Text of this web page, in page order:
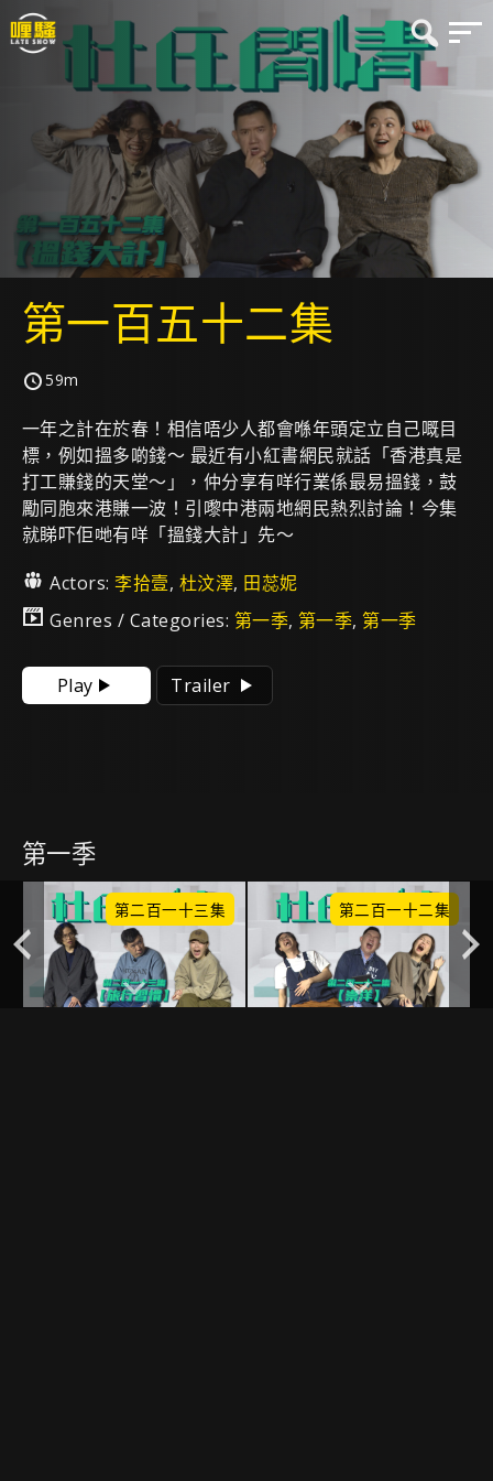
第一百五十二集
59m
一年之計在於春！相信唔少人都會喺年頭定立自己嘅目
標，例如搵多啲錢～ 最近有小紅書網民就話「香港真是
打工賺錢的天堂～」，仲分享有咩行業係最易搵錢，鼓
勵同胞來港賺一波！引嚟中港兩地網民熱烈討論！今集
就睇吓佢哋有咩「搵錢大計」先～
Actors:李拾壹, 杜汶澤, 田蕊妮
Genres / Categories: 第一季, 第一季, 第一季
Play Trailer
第一季
第二百一十三集 第二百一十二集